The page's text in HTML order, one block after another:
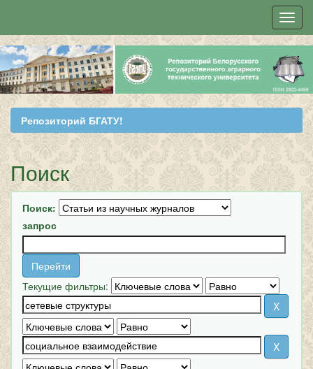
Skip
navigation
Репозиторий БГАТУ!
Поиск
Поиск:
запрос
Текущие фильтры: